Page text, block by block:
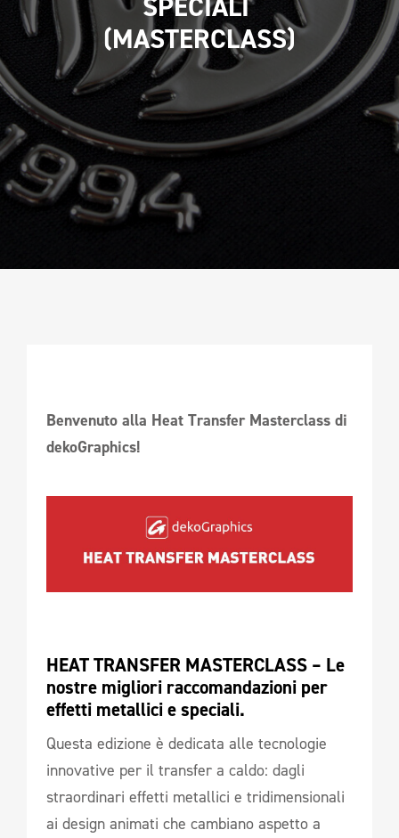
NEWSLETTER(MASTERCLASS)
Benvenuto alla Heat Transfer Masterclass di
dekoGraphics!
HEAT TRANSFER MASTERCLASS – Le
nostre migliori raccomandazioni per
effetti metallici e speciali.
Questa edizione è dedicata alle tecnologie
innovative per il transfer a caldo: dagli
straordinari effetti metallici e tridimensionali
ai design animati che cambiano aspetto a